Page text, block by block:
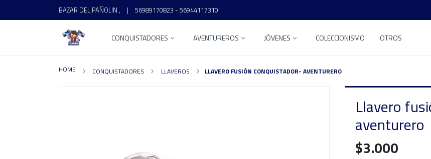
BAZAR DEL PAÑOLIN , | 56989170823 - 56944117310
CONQUISTADORES AVENTUREROS JÓVENES COLECCIONISMO OTROS
HOME CONQUISTADORES LLAVEROS LLAVERO FUSIÓN CONQUISTADOR- AVENTURERO
Llavero
aventurero
$3.000